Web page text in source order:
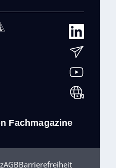
Fachmagazine
AGBBarrierefreiheit